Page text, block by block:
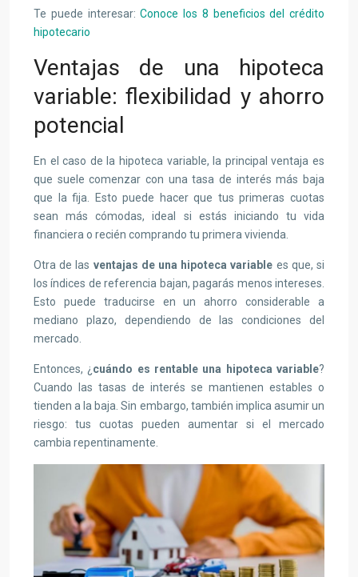
Te puede interesar:Conoce los 8 beneficios del crédito
hipotecario
Ventajas de una hipoteca
variable: flexibilidad y ahorro
potencial
En el caso de la hipoteca variable, la principal ventaja es
que suele comenzar con una tasa de interés más baja
que la fija. Esto puede hacer que tus primeras cuotas
sean más cómodas, ideal si estás iniciando tu vida
financiera o recién comprando tu primera vivienda.
Otra de las ventajas de una hipoteca variable es que, si
los índices de referencia bajan, pagarás menos intereses.
Esto puede traducirse en un ahorro considerable a
mediano plazo, dependiendo de las condiciones del
mercado.
Entonces, ¿ cuándo es rentable una hipoteca variable?
Cuando las tasas de interés se mantienen estables o
tienden a la baja. Sin embargo, también implica asumir un
riesgo: tus cuotas pueden aumentar si el mercado
cambia repentinamente.